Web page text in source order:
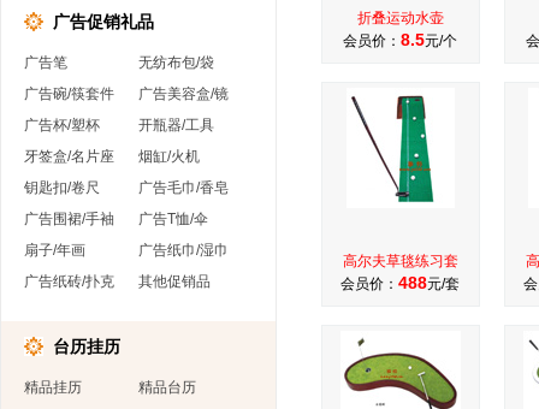
广告促销礼品
广告笔
无纺布包/袋
广告碗/筷套件
广告美容盒/镜
广告杯/塑杯
开瓶器/工具
牙签盒/名片座
烟缸/火机
钥匙扣/卷尺
广告毛巾/香皂
广告围裙/手袖
广告T恤/伞
扇子/年画
广告纸巾/湿巾
广告纸砖/扑克
其他促销品
台历挂历
精品挂历
精品台历
折叠运动水壶
会员价： 8.5元/个
高尔夫草毯练习套
会员价： 488元/套